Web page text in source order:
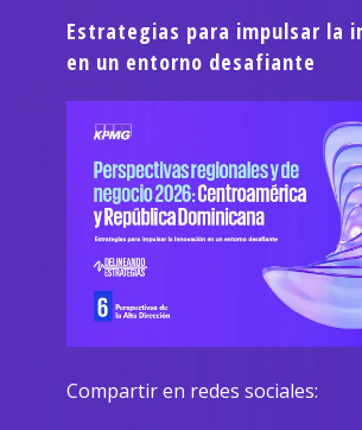
Estrategias para impulsar la
en un entorno desafiante
Compartir en redes sociales: